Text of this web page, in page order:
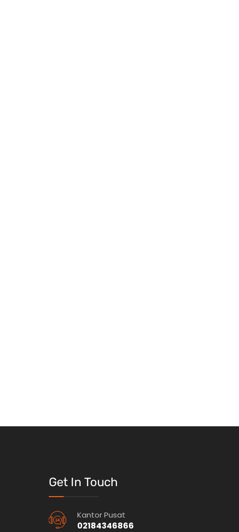
Get In Touch
Kantor Pusat
02184346866